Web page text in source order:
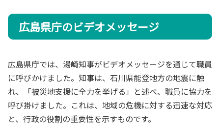
広島県庁のビデオメッセージ
広島県庁では、湯崎知事がビデオメッセージを通じて職員
に呼びかけました。知事は、石川県能登地方の地震に触
れ、「被災地支援に全力を挙げる」と述べ、職員に協力を
呼び掛けました。これは、地域の危機に対する迅速な対応
と、行政の役割の重要性を示すものです。